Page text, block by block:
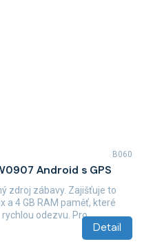
Android s GPS
Detail
zdroj zábavy. Zajišťuje to
a 4 GB RAM paměť, které
odezvu. Pro...
B060